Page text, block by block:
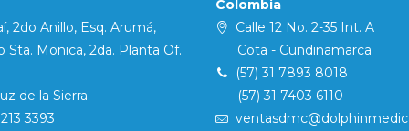
2do Anillo, Esq. Arumá,
Monica, 2da. Planta Of.
de la Sierra.
3393
Colombia
Calle 12 No. 2-35 Int. A
Cota - Cundinamarca
(57) 31 7893 8018
(57) 31 7403 6110